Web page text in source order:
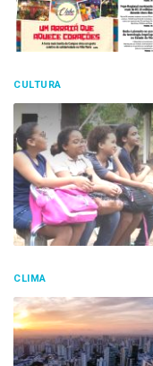
CULTURA
CLIMA